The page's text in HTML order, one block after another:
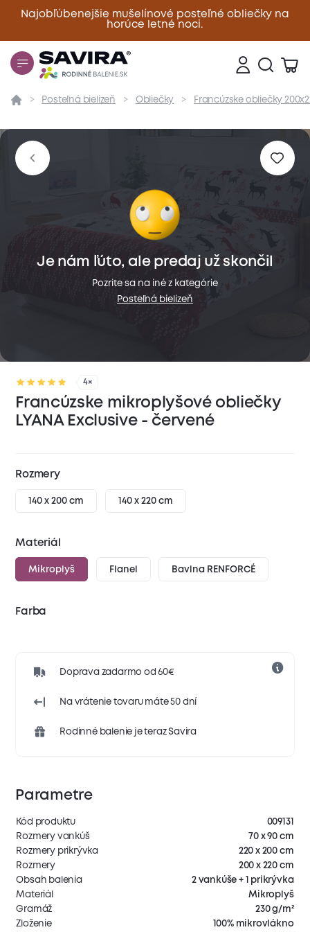
Najobľúbenejšie mušelínové posteľné obliečky na
horúce letné noci.
Zavrieť
Prehľad Parametre Popis produktu
Posteľná bielizeň Obliečky Francúzske obliečky
4×
Francúzske mikroplyšové obliečky
LYANA Exclusive - červené
Rozmery
140 x 200 cm 140 x 220 cm
Materiál
Mikroplyš Flanel Bavlna RENFORCÉ
Farba
Doprava zadarmo od 60€
Na vrátenie tovaru máte 50 dní
Rodinné balenie je teraz Savira
Je nám ľúto, ale predaj už skončil
Pozrite sa na iné z kategórie
Posteľná bielizeň
Parametre
Kód produktu
009131
Rozmery vankúš
70 x 90 cm
Rozmery prikrývka
220 x 200 cm
Rozmery
200 x 220 cm
Obsah balenia
2 vankúše + 1 prikrývka
Materiál
Mikroplyš
Gramáž
230 g/m²
Zloženie
100% mikrovlákno